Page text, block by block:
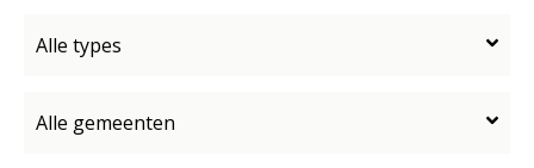
Alle types
Alle gemeenten